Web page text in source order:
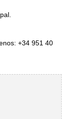
+34 951 40